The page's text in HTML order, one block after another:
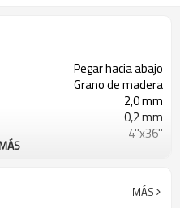
Pegar hacia abajo
Grano de madera
2,0 mm
0,2 mm
4''x36''
Libre
MÁS